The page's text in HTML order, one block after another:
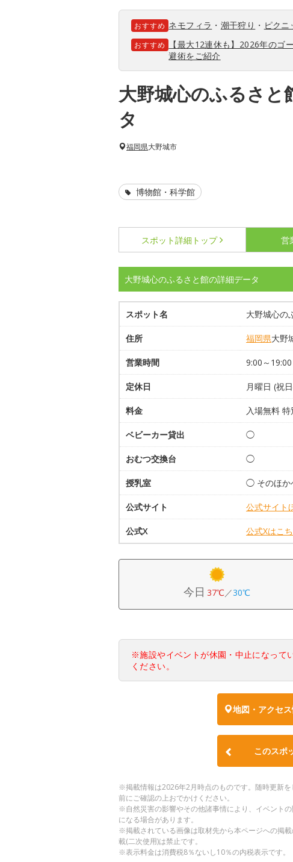
おすすめ ネモフィラ ・ 潮干狩り ・ ピクニ
おすすめ
【最大12連休も】2026年のゴ
避術をご紹介
大野城心のふるさと
タ
福岡県大野城市
博物館・科学館
スポット詳細 トップ 営
大野城心のふるさと館の詳細データ
スポット名 大野城心の
住所 福岡県大野
営業時間 9:00～19:00
定休日 月曜日 (祝
料金 入場無料
ベビーカー貸出 ◯
おむつ交換台 ◯
授乳室 ◯ そのほか
公式サイト 公式サイト
公式X 公式Xはこ
今日 37℃／30℃
※施設やイベントが休園・中止になって
ください。
地図・アクセ
このスポ
※掲載情報は2026年2月時点のものです。随時更新
前にご確認の上おでかけください。
※自然災害の影響やその他諸事情により、イベント
になる場合があります。
※掲載されている画像は取材先から本ページへの掲
載(二次使用)は禁止です。
※表示料金は消費税8％ないし10％の内税表示です。